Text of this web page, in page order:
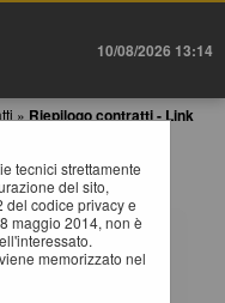
10/08/2026 13:14
» Riepilogo contratti - Link
tecnici strettamente
del sito,
del codice privacy e
maggio 2014, non è
memorizzato nel
sugli appalti
consultare i dati. In
è